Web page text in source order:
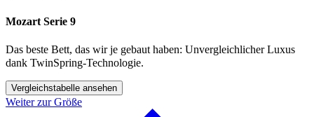
Mozart Serie 9
Das beste Bett, das wir je gebaut haben: Unvergleichlicher Luxus
dank TwinSpring-Technologie.
Vergleichstabelle ansehen
Weiter zur Größe